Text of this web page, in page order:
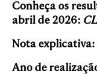
Conheça os
abril de 2026:
Nota explicativa:
Ano de